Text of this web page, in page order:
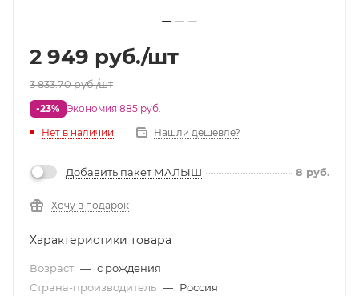
2 949 руб./шт
3 833.70руб./шт
-23% Экономия 885 руб.
Нет в наличии
Нашли дешевле?
Добавить пакет МАЛЫШ 8 руб.
Хочу в подарок
Характеристики товара
Возраст — с рождения
Страна-производитель — Россия